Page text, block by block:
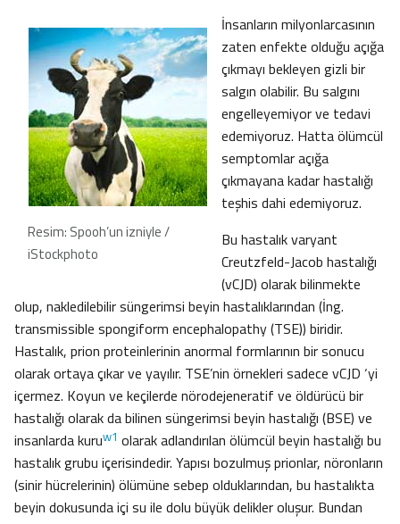
Resim: Spooh’un izniyle /
iStockphoto
İnsanların milyonlarcasının
zaten enfekte olduğu açığa
çıkmayı bekleyen gizli bir
salgın olabilir. Bu salgını
engelleyemiyor ve tedavi
edemiyoruz. Hatta ölümcül
semptomlar açığa
çıkmayana kadar hastalığı
teşhis dahi edemiyoruz.
Bu hastalık varyant
Creutzfeld-Jacob hastalığı
(vCJD) olarak bilinmekte
olup, nakledilebilir süngerimsi beyin hastalıklarından (İng.
transmissible spongiform encephalopathy (TSE)) biridir.
Hastalık, prion proteinlerinin anormal formlarının bir sonucu
olarak ortaya çıkar ve yayılır. TSE’nin örnekleri sadece vCJD ‘yi
içermez. Koyun ve keçilerde nörodejeneratif ve öldürücü bir
hastalığı olarak da bilinen süngerimsi beyin hastalığı (BSE) ve
insanlarda kuruw1 olarak adlandırılan ölümcül beyin hastalığı bu
hastalık grubu içerisindedir. Yapısı bozulmuş prionlar, nöronların
(sinir hücrelerinin) ölümüne sebep olduklarından, bu hastalıkta
beyin dokusunda içi su ile dolu büyük delikler oluşur. Bundan